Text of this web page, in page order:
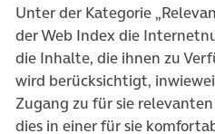
Unter der Kategorie
der Web Index die
die Inhalte, die ihnen zu
wird berücksichtigt,
Zugang zu für sie
dies in einer für sie